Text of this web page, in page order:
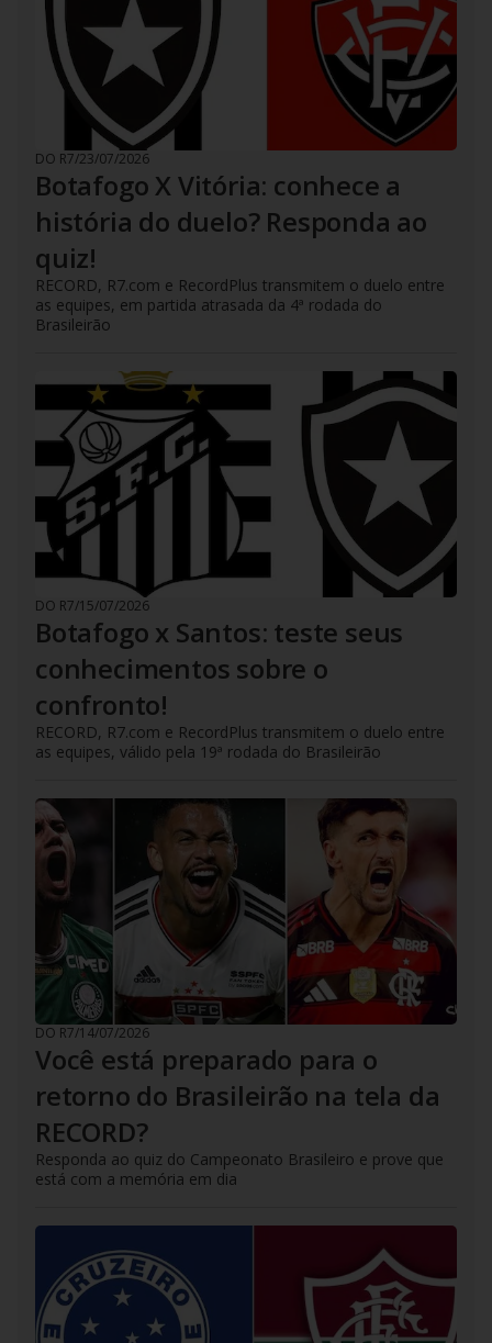
DO R7/23/07/2026
Botafogo X Vitória: conhece a
história do duelo? Responda ao
quiz!
RECORD, R7.com e RecordPlus transmitem o duelo entre
as equipes, em partida atrasada da 4ª rodada do
Brasileirão
DO R7/15/07/2026
Botafogo x Santos: teste seus
conhecimentos sobre o
confronto!
RECORD, R7.com e RecordPlus transmitem o duelo entre
as equipes, válido pela 19ª rodada do Brasileirão
DO R7/14/07/2026
Você está preparado para o
retorno do Brasileirão na tela da
RECORD?
Responda ao quiz do Campeonato Brasileiro e prove que
está com a memória em dia